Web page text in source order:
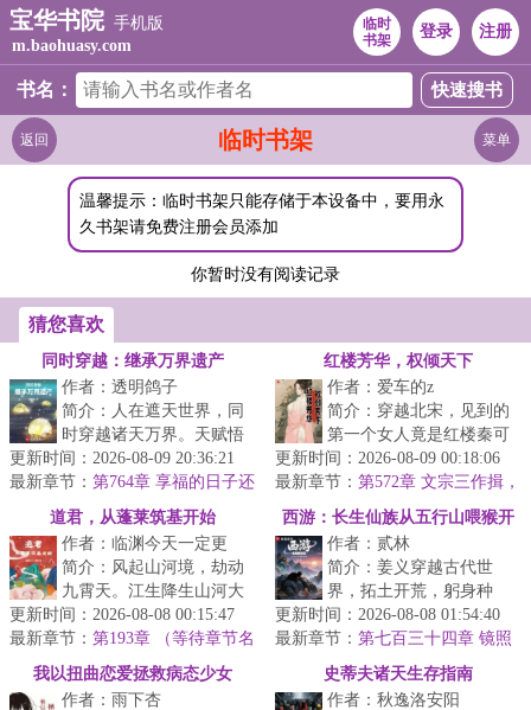
宝华书院 手机版
m.baohuasy.com
临时
书架
登录 注册
书名：
临时书架
返回 菜单
温馨提示：临时书架只能存储于本设备中，要用永
久书架请免费注册会员添加
你暂时没有阅读记录
猜您喜欢
同时穿越：继承万界遗产
作者：透明鸽子
简介：人在遮天世界，同
时穿越诸天万界。天赋悟
性融合，战力无限叠加。
五倍同级战力，你说我只
是凡体而已...
更新时间：2026-08-09 20:36:21
最新章节： 第764章 享福的日子还
在后头呢
红楼芳华，权倾天下
作者：爱车的z
简介：穿越北宋，见到的
第一个女人竟是红楼秦可
卿。这大宋江山，亦如红
楼将倾我堂堂清河县一
霸，仗着一手...
更新时间：2026-08-09 00:18:06
最新章节： 第572章 文宗三作揖，
事变
道君，从蓬莱筑基开始
作者：临渊今天一定更
简介：风起山河境，劫动
九霄天。江生降生山河大
界，入道宗蓬莱，八岁许
道、四载识文、六载春秋
已天道筑基...
更新时间：2026-08-08 00:15:47
最新章节： 第193章 （等待章节名
替换哦）
西游：长生仙族从五行山喂猴开
始
作者：贰林
简介：姜义穿越古代世
界，拓土开荒，躬身种
田，娶妻生子。原想这便
是此生注定，平淡且足
矣。偏是那五岁的...
更新时间：2026-08-08 01:54:40
最新章节： 第七百三十四章 镜照
是非，兜率威名（二合一，今日
我以扭曲恋爱拯救病态少女
作者：雨下杏
史蒂夫诸天生存指南
作者：秋逸洛安阳